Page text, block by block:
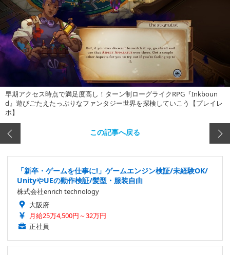
早期アクセス時点で満足度高し！ターン制ローグライクRPG『Inkboun
d』遊びごたえたっぷりなファンタジー世界を探検していこう【プレイレ
ポ】
この記事へ戻る
「新卒・ゲームを仕事に!」ゲームエンジン検証/未経験OK/
UnityやUEの動作検証/髪型・服装自由
株式会社enrich technology
大阪府
月給25万4,500円～32万円
正社員